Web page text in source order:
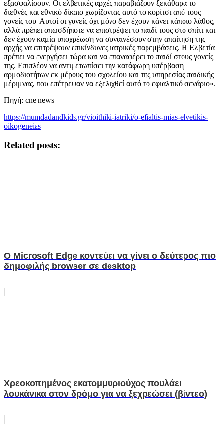
εξασφαλίσουν. Οι ελβετικές αρχές παραβιάζουν ξεκάθαρα το
διεθνές και εθνικό δίκαιο χωρίζοντας αυτό το κορίτσι από τους
γονείς του. Αυτοί οι γονείς όχι μόνο δεν έχουν κάνει κάποιο λάθος,
αλλά πρέπει οπωσδήποτε να επιστρέψει το παιδί τους στο σπίτι και
δεν έχουν καμία υποχρέωση να συναινέσουν στην απαίτηση της
αρχής να επιτρέψουν επικίνδυνες ιατρικές παρεμβάσεις. Η Ελβετία
πρέπει να ενεργήσει τώρα και να επαναφέρει το παιδί στους γονείς
της. Επιπλέον να αντιμετωπίσει την κατάφωρη υπέρβαση
αρμοδιοτήτων εκ μέρους του σχολείου και της υπηρεσίας παιδικής
μέριμνας, που επέτρεψαν να εξελιχθεί αυτό το εφιαλτικό σενάριο».
Πηγή: cne.news
https://mumdadandkids.gr/vioithiki-iatriki/o-efialtis-mias-elvetikis-
oikogeneias
Related posts:
Ο Microsoft Edge κοντεύει να γίνει ο δεύτερος πιο
δημοφιλής browser σε desktop
Χρεοκοπημένος εκατομμυριούχος πουλάει
λουκάνικα στον δρόμο για να ξεχρεώσει (βίντεο)